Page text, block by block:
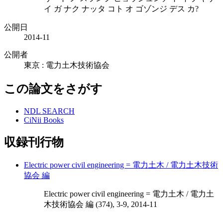
イ ガ ナク ナッタ コト オ ゴゾンジ デス カ?
公開日
2014-11
公開者
東京 : 電力土木技術協会
この論文をさがす
NDL SEARCH
CiNii Books
収録刊行物
Electric power civil engineering = 電力土木 / 電力土木技術
協会 編
Electric power civil engineering = 電力土木 / 電力土
木技術協会 編 (374), 3-9, 2014-11